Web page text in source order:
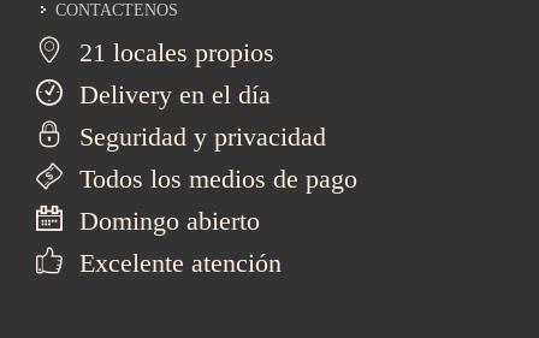
CONTACTENOS
21 locales propios
Delivery en el día
Seguridad y privacidad
Todos los medios de pago
Domingo abierto
Excelente atención